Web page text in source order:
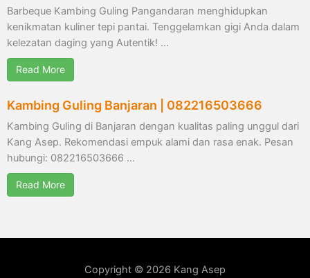
Barbeque Kambing Guling Pangandaran menghidupkan
kenikmatan kuliner tepi pantai. Tenggelamkan gigi Anda dalam
kelezatan daging yang Autentik! …
Read More
Kambing Guling Banjaran | 082216503666
Kambing Guling di Banjaran dengan kualitas paling unggul dari
Kang Asep. Rekomendasi empuk alami dan rasa enak. Pesan
hubungi: 082216503666 …
Read More
Copyright © 2026 Kang Asep